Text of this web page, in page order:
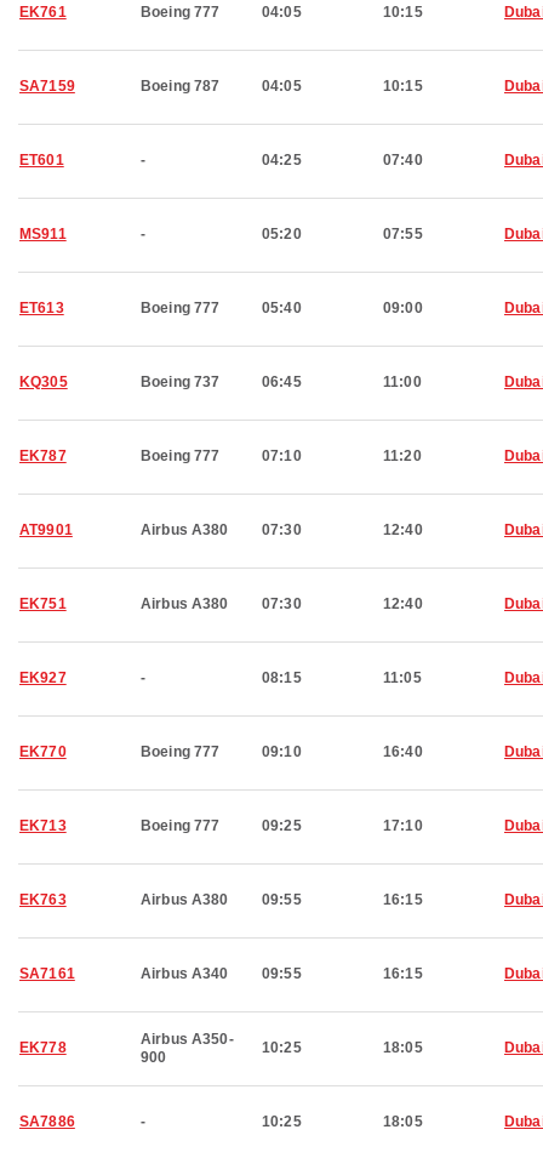
EK761 Boeing 777 04:05 10:15
SA7159 Boeing 787 04:05 10:15
ET601 - 04:25 07:40
MS911 - 05:20 07:55
ET613 Boeing 777 05:40 09:00
KQ305 Boeing 737 06:45 11:00
EK787 Boeing 777 07:10 11:20
AT9901 Airbus A380 07:30 12:40
EK751 Airbus A380 07:30 12:40
EK927 - 08:15 11:05
EK770 Boeing 777 09:10 16:40
EK713 Boeing 777 09:25 17:10
EK763 Airbus A380 09:55 16:15
SA7161 Airbus A340 09:55 16:15
EK778
Airbus A350-
900
10:25 18:05
SA7886 - 10:25 18:05